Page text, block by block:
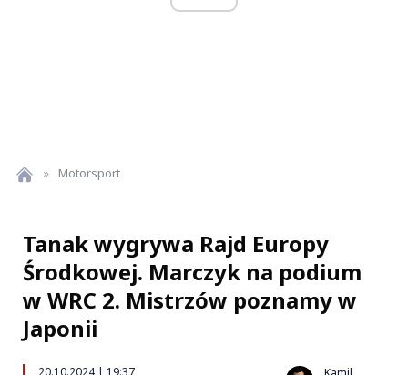
» Motorsport
Tanak wygrywa Rajd Europy
Środkowej. Marczyk na podium
w WRC 2. Mistrzów poznamy w
Japonii
20.10.2024 | 19:37